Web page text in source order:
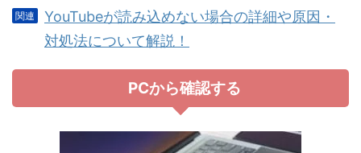
YouTubeが読み込めない場合の詳細や原因・
対処法について解説！
PCから確認する